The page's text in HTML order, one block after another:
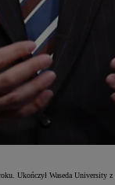
Ukończył Waseda